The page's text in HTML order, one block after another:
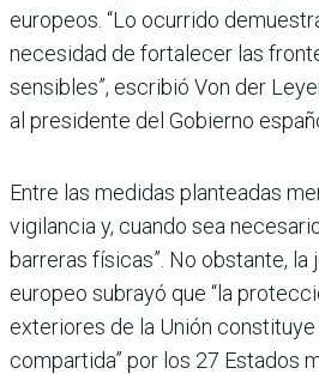
europeos. “Lo ocurrido
necesidad de fortalecer las
sensibles”, escribió Von der
al presidente del Gobierno
Entre las medidas planteadas
vigilancia y, cuando sea
barreras físicas”. No obstante,
europeo subrayó que “la
exteriores de la Unión
compartida” por los 27 Estados